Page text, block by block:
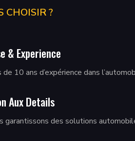
CHOISIR ?
& Experience
10 ans d’expérience dans
Aux Details
garantissons des solutions